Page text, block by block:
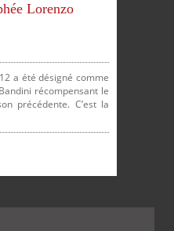
Lorenzo
a été désigné comme
récompensant le
précédente. C’est la